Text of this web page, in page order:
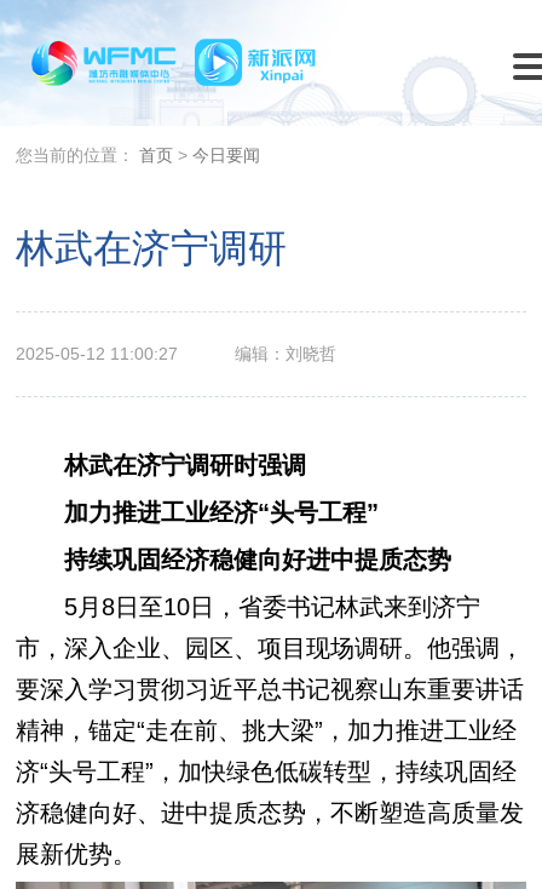
您当前的位置：首页 >今日要闻
林武在济宁调研
2025-05-12 11:00:27 编辑：刘晓哲
林武在济宁调研时强调
加力推进工业经济“头号工程”
持续巩固经济稳健向好进中提质态势
5月8日至10日，省委书记林武来到济宁
市，深入企业、园区、项目现场调研。他强调，
要深入学习贯彻习近平总书记视察山东重要讲话
精神，锚定“走在前、挑大梁”，加力推进工业经
济“头号工程”，加快绿色低碳转型，持续巩固经
济稳健向好、进中提质态势，不断塑造高质量发
展新优势。